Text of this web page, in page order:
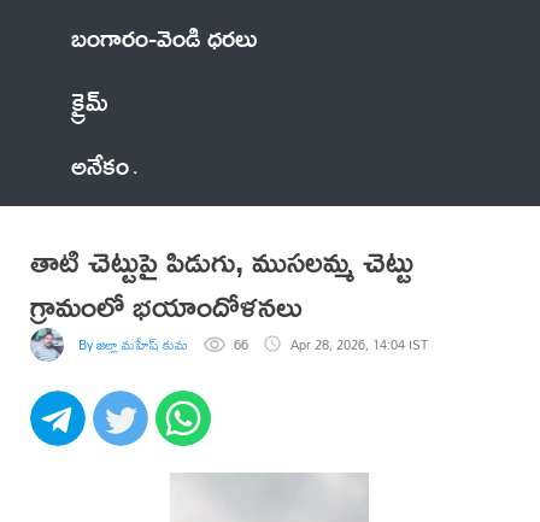
బంగారం-వెండి ధరలు
క్రైమ్
అనేకం
తాటి చెట్టుపై పిడుగు, ముసలమ్మ చెట్టు
గ్రామంలో భయాందోళనలు
By జిల్లా మహేష్ కుమార్ 66 Apr 28, 2026, 14:04 IST